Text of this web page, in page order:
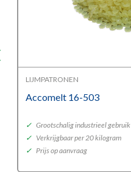
LIJMPATRONEN
Accomelt 16-503
✓ Grootschalig industrieel gebruik
✓ Verkrijgbaar per 20 kilogram
✓ Prijs op aanvraag